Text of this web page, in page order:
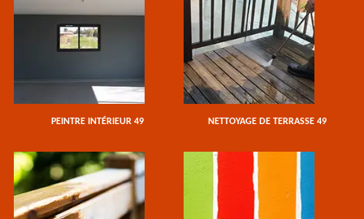
PEINTRE INTÉRIEUR 49 NETTOYAGE DE TERRASSE 49